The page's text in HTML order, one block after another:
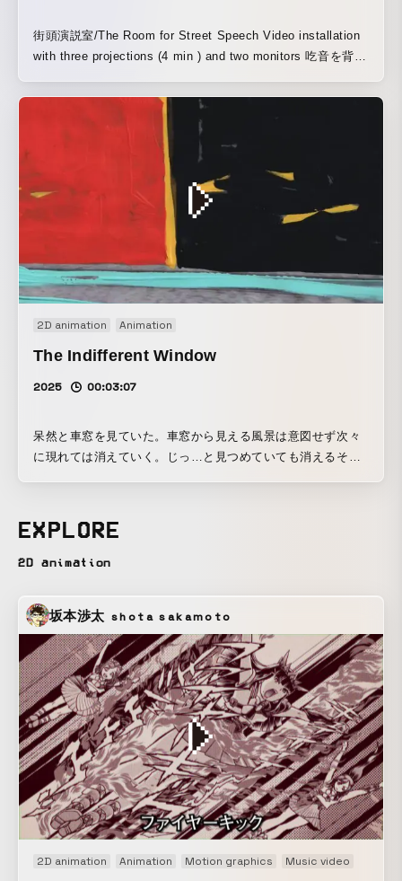
街頭演説室/The Room for Street Speech Video installation
with three projections (4 min ) and two monitors 吃音を背景
場:The Terminal Kyoto 会期:10月18日(土)〜11月2日(日)
2D animation Animation
The Indifferent Window
2025 00:03:07
呆然と車窓を見ていた。車窓から見える風景は意図せず次々
に現れては消えていく。じっ…と見つめていても消えるそれ
少しだけそのオレンジを拝借することにした。公道をゆく黒
い車は、情けない音を立てながら目の前のラインを追いかけ
EXPLORE
2D animation
坂本渉太 shota sakamoto
2D animation Animation Motion graphics Music video